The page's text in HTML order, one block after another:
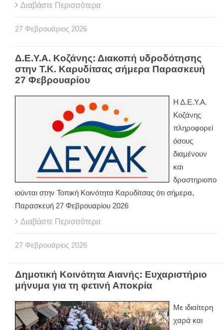
Διαβάστε Περισσότερα
27 Φεβρουάριος 2026
Δ.Ε.Υ.Α. Κοζάνης: Διακοπή υδροδότησης
στην Τ.Κ. Καρυδίτσας σήμερα Παρασκευή
27 Φεβρουαρίου
Η Δ.Ε.Υ.Α.
Κοζάνης
πληροφορεί
όσους
διαμένουν
και
δραστηριοπο
ιούνται στην Τοπική Κοινότητα Καρυδίτσας ότι σήμερα,
Παρασκευή 27 Φεβρουαρίου 2026
Διαβάστε Περισσότερα
27 Φεβρουάριος 2026
Δημοτική Κοινότητα Αιανής: Ευχαριστήριο
μήνυμα για τη φετινή Αποκρία
Με ιδιαίτερη
χαρά και